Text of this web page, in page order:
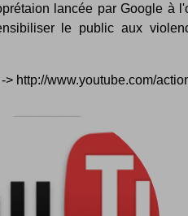
lancée par Google à
le public aux
> http://www.youtube.com/